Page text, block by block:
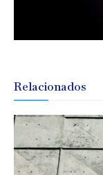
Relacionados